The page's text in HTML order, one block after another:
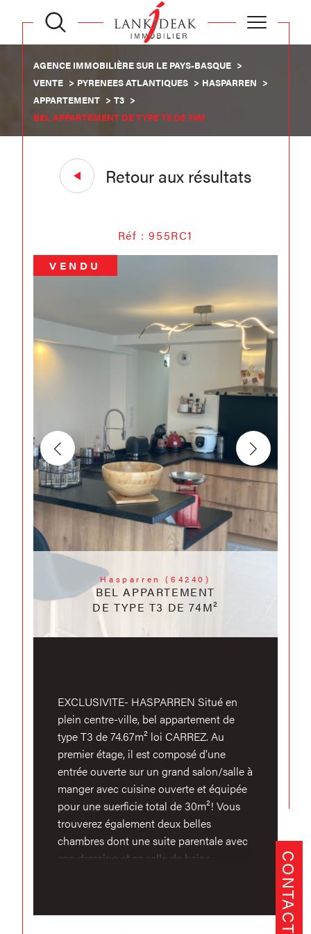
CONTACT
AGENCE IMMOBILIÈRE SUR LE PAYS-BASQUE
VENTE
PYRENEES ATLANTIQUES
HASPARREN
APPARTEMENT
T3
BEL APPARTEMENT DE TYPE T3 DE 74M
Retour aux résultats
Réf : 955RC1
VENDU
Hasparren (64240)
BEL APPARTEMENT
DE TYPE T3 DE 74M²
EXCLUSIVITE- HASPARREN Situé en
plein centre-ville, bel appartement de
type T3 de 74.67m² loi CARREZ. Au
premier étage, il est composé d'une
entrée ouverte sur un grand salon/salle à
manger avec cuisine ouverte et équipée
pour une suerficie total de 30m²! Vous
trouverez également deux belles
chambres dont une suite parentale avec
son dressing et sa salle de bains